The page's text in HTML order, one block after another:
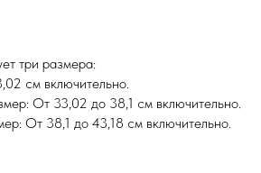
три раз­ме­ра:
см вклю­читель­но.
От 33,02 до 38,1 см вклю­читель­но.
От 38,1 до 43,18 см вклю­читель­но.